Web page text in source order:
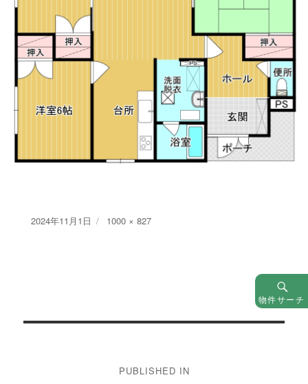
Posted
2024年11月1日
Full
1000 × 827
PUBLISHED IN
物件サーチ